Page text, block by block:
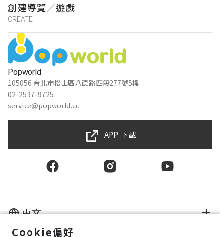
Popworld
105056 台北市松山區八德路四段277號5樓
02-2597-9725
service@popworld.cc
創建導覽／遊戲
CREATE
APP 下載
中文
Cookie偏好